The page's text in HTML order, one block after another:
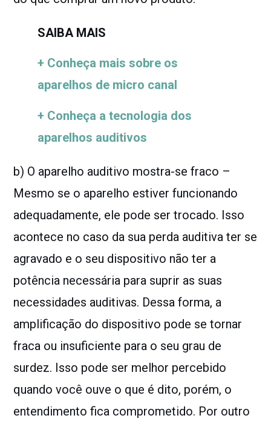
SAIBA MAIS
+ Conheça mais sobre os
aparelhos de micro canal
+ Conheça a tecnologia dos
aparelhos auditivos
b) O aparelho auditivo mostra-se fraco –
Mesmo se o aparelho estiver funcionando
adequadamente, ele pode ser trocado. Isso
acontece no caso da sua perda auditiva ter se
agravado e o seu dispositivo não ter a
potência necessária para suprir as suas
necessidades auditivas. Dessa forma, a
amplificação do dispositivo pode se tornar
fraca ou insuficiente para o seu grau de
surdez. Isso pode ser melhor percebido
quando você ouve o que é dito, porém, o
entendimento fica comprometido. Por outro